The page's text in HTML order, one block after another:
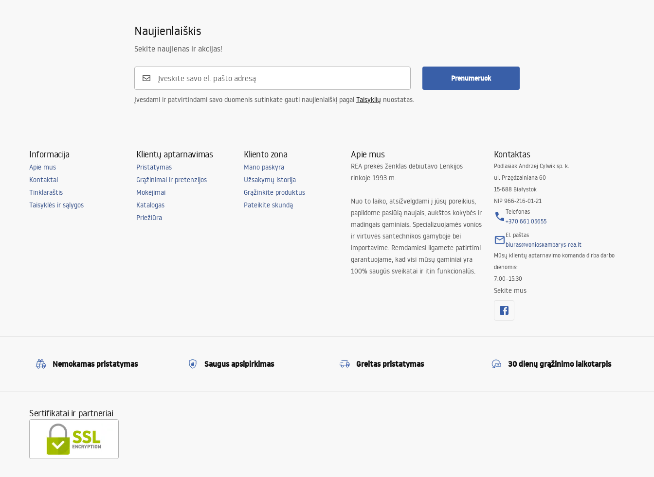
Naujienlaiškis
Sekite naujienas ir akcijas!
Prenumeruok
Įvesdami ir patvirtindami savo duomenis sutinkate gauti naujienlaiškį pagal Taisyklių nuostatas.
Informacija
Apie mus
Kontaktai
Tinklaraštis
Taisyklės ir sąlygos
Klientų aptarnavimas
Pristatymas
Grąžinimai ir pretenzijos
Mokėjimai
Katalogas
Priežiūra
Kliento zona
Mano paskyra
Užsakymų istorija
Grąžinkite produktus
Pateikite skundą
Apie mus
REA prekės ženklas debiutavo Lenkijos
rinkoje 1993 m.
Nuo to laiko, atsižvelgdami į jūsų poreikius,
papildome pasiūlą naujais, aukštos kokybės ir
madingais gaminiais. Specializuojamės vonios
ir virtuvės santechnikos gamyboje bei
importavime. Remdamiesi ilgamete patirtimi
garantuojame, kad visi mūsų gaminiai yra
100% saugūs sveikatai ir itin funkcionalūs.
Kontaktas
Podlasiak Andrzej Cylwik sp. k.
ul. Przędzalniana 60
15-688 Białystok
NIP 966-216-01-21
Telefonas
+370 661 05655
El. paštas
biuras@vonioskambarys-rea.lt
Mūsų klientų aptarnavimo komanda dirba darbo
dienomis:
7:00–15:30
Sekite mus
Nemokamas pristatymas Saugus apsipirkimas Greitas pristatymas 30 dienų grąžinimo laikotarpis
Sertifikatai ir partneriai